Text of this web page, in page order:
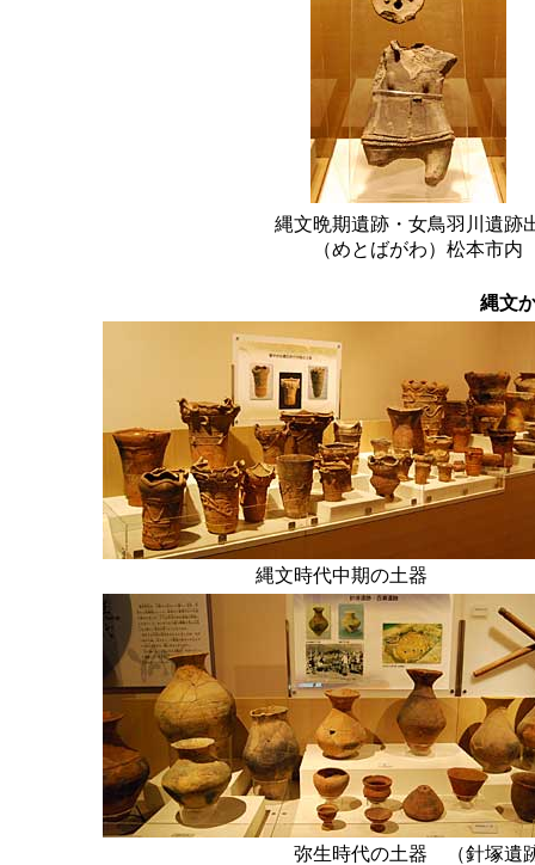
縄文晩期遺跡・女鳥羽川遺跡
（めとばがわ）松本市内
縄文
縄文時代中期の土器
弥生時代の土器 （針塚遺跡